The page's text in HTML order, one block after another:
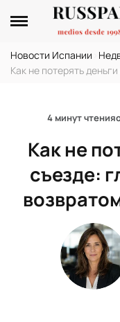
Новости Испании
Как не потерять
4 минут чтения
Как не
съезде: